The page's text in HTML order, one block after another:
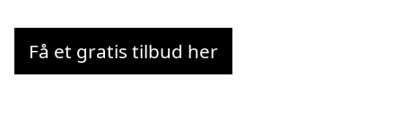
Få et gratis tilbud her